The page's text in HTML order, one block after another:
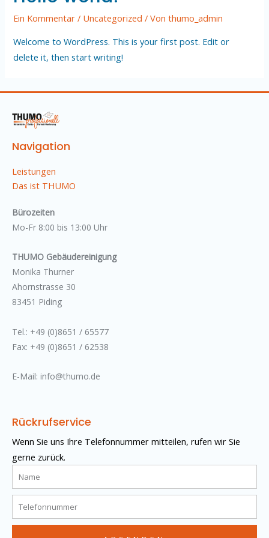
Ein Kommentar / Uncategorized / Vonthumo_admin
Welcome to WordPress. This is your first post. Edit or
delete it, then start writing!
Navigation
Leistungen
Das ist THUMO
Bürozeiten
Mo-Fr 8:00 bis 13:00 Uhr
THUMO Gebäudereinigung
Monika Thurner
Ahornstrasse 30
83451 Piding
Tel.: +49 (0)8651 / 65577
Fax: +49 (0)8651 / 62538
E-Mail: info@thumo.de
Rückrufservice
Wenn Sie uns Ihre Telefonnummer mitteilen, rufen wir Sie
gerne zurück.
Name